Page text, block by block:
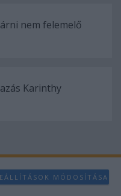
nem felemelő
Karinthy
MÓDOSÍTÁSA